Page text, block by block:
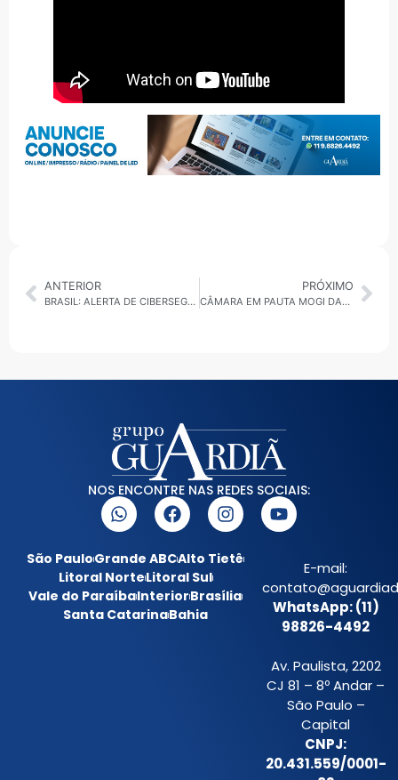
ANTERIOR
BRASIL: ALERTA DE CIBERSEGURANÇA É REFORÇADO POR ESPECIALISTA EM TECNOLOGIA
PRÓXIMO
CÂMARA EM PAUTA MOGI DAS CRUZES: ALUNOS DO ENSINO FUNDAMENTAL II REALIZAM SESSÃO DO “PARLAMENTO ESTUDANTIL”
NOS ENCONTRE NAS REDES SOCIAIS:
São PauloGrande ABCAlto Tietê
Litoral NorteLitoral Sul
Vale do ParaíbaInteriorBrasília
Santa CatarinaBahia
E-mail:
WhatsApp: (11)
98826-4492
Av. Paulista, 2202
CJ 81 – 8º Andar –
São Paulo –
Capital
CNPJ:
20.431.559/0001-